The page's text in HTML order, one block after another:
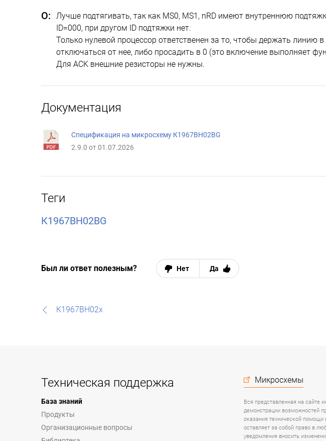
Лучше подтягивать, так как MS0, MS1, nRD имеют внутреннюю
ID=000, при другом ID подтяжки нет.
Только нулевой процессор ответственен за то, чтобы держать линию
отключаться от нее, либо просадить в 0 (это включение выполняет
Для ACK внешние резисторы не нужны.
Документация
Спецификация на микросхему К1967ВН02BG
2.9.0 от 01.07.2026
Теги
К1967ВН02BG
Был ли ответ полезным? Нет Да
К1967ВН02х
Техническая поддержка
База знаний
Продукты
Организационные вопросы
Микросхемы
Вся представленная на сайте
демонстрации возможностей
оказания технической
оставляет за собой право в
уведомления вносить